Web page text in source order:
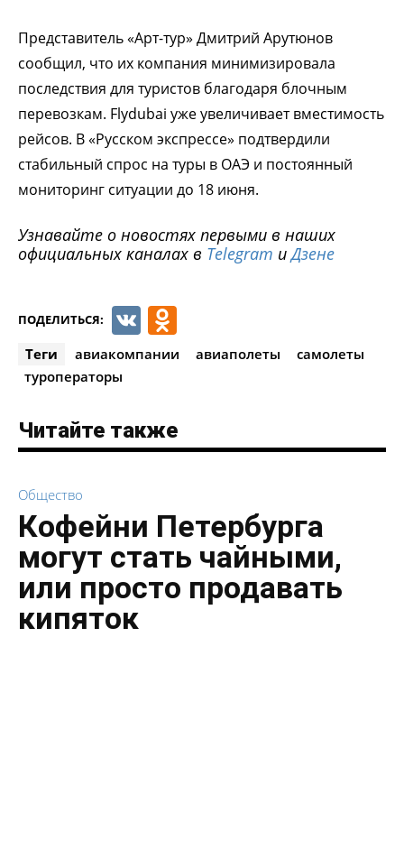
Представитель «Арт-тур» Дмитрий Арутюнов
сообщил, что их компания минимизировала
последствия для туристов благодаря блочным
перевозкам. Flydubai уже увеличивает вместимость
рейсов. В «Русском экспрессе» подтвердили
стабильный спрос на туры в ОАЭ и постоянный
мониторинг ситуации до 18 июня.
Узнавайте о новостях первыми в наших
официальных каналах в Telegram иДзене
ПОДЕЛИТЬСЯ: VK
Теги авиакомпании авиаполеты
самолеты
туроператоры
Читайте также
Общество
Кофейни Петербурга
могут стать чайными,
или просто продавать
кипяток